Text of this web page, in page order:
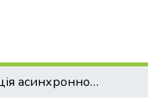
Організація асинхронної самостійної роботи студентів через сервіси сайту кафедри іноземних мов